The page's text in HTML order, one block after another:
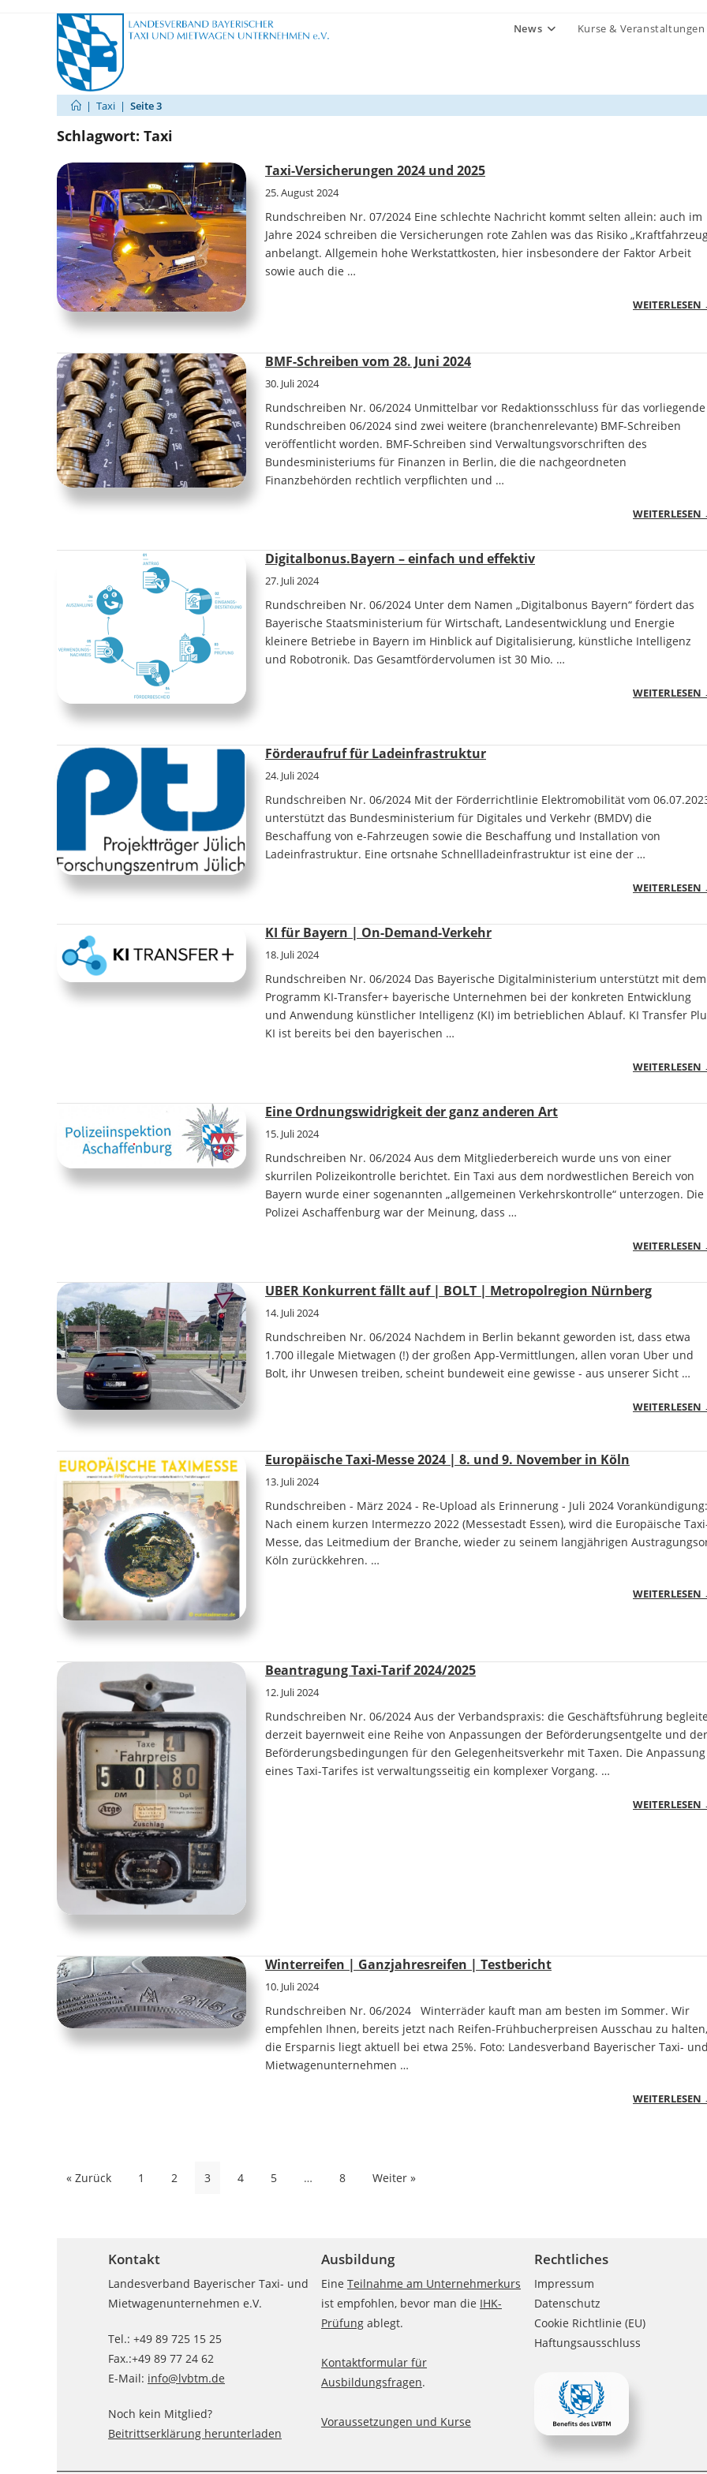
News Kurse & Veranstaltungen
| Taxi | Seite 3
Schlagwort: Taxi
Taxi-Versicherungen 2024 und 2025
25. August 2024
Rundschreiben Nr. 07/2024 Eine schlechte Nachricht kommt selten allein: auch im
Jahre 2024 schreiben die Versicherungen rote Zahlen was das Risiko
anbelangt. Allgemein hohe Werkstattkosten, hier insbesondere der Faktor Arbeit
sowie auch die …
WEITERLESEN
BMF-Schreiben vom 28. Juni 2024
30. Juli 2024
Rundschreiben Nr. 06/2024 Unmittelbar vor Redaktionsschluss für das vorliegende
Rundschreiben 06/2024 sind zwei weitere (branchenrelevante) BMF-Schreiben
veröffentlicht worden. BMF-Schreiben sind Verwaltungsvorschriften des
Bundesministeriums für Finanzen in Berlin, die die nachgeordneten
Finanzbehörden rechtlich verpflichten und …
WEITERLESEN
Digitalbonus.Bayern – einfach und effektiv
27. Juli 2024
Rundschreiben Nr. 06/2024 Unter dem Namen „Digitalbonus Bayern“ fördert das
Bayerische Staatsministerium für Wirtschaft, Landesentwicklung und Energie
kleinere Betriebe in Bayern im Hinblick auf Digitalisierung, künstliche Intelligenz
und Robotronik. Das Gesamtfördervolumen ist 30 Mio. …
WEITERLESEN
Förderaufruf für Ladeinfrastruktur
24. Juli 2024
Rundschreiben Nr. 06/2024 Mit der Förderrichtlinie Elektromobilität vom
unterstützt das Bundesministerium für Digitales und Verkehr (BMDV) die
Beschaffung von e-Fahrzeugen sowie die Beschaffung und Installation von
Ladeinfrastruktur. Eine ortsnahe Schnellladeinfrastruktur ist eine der …
WEITERLESEN
KI für Bayern | On-Demand-Verkehr
18. Juli 2024
Rundschreiben Nr. 06/2024 Das Bayerische Digitalministerium unterstützt mit dem
Programm KI-Transfer+ bayerische Unternehmen bei der konkreten Entwicklung
und Anwendung künstlicher Intelligenz (KI) im betrieblichen Ablauf. KI Transfer
KI ist bereits bei den bayerischen …
WEITERLESEN
Eine Ordnungswidrigkeit der ganz anderen Art
15. Juli 2024
Rundschreiben Nr. 06/2024 Aus dem Mitgliederbereich wurde uns von einer
skurrilen Polizeikontrolle berichtet. Ein Taxi aus dem nordwestlichen Bereich von
Bayern wurde einer sogenannten „allgemeinen Verkehrskontrolle“ unterzogen. Die
Polizei Aschaffenburg war der Meinung, dass …
WEITERLESEN
UBER Konkurrent fällt auf | BOLT | Metropolregion Nürnberg
14. Juli 2024
Rundschreiben Nr. 06/2024 Nachdem in Berlin bekannt geworden ist, dass etwa
1.700 illegale Mietwagen (!) der großen App-Vermittlungen, allen voran Uber und
Bolt, ihr Unwesen treiben, scheint bundeweit eine gewisse - aus unserer Sicht …
WEITERLESEN
Europäische Taxi-Messe 2024 | 8. und 9. November in Köln
13. Juli 2024
Rundschreiben - März 2024 - Re-Upload als Erinnerung - Juli 2024 Vorankündigung:
Nach einem kurzen Intermezzo 2022 (Messestadt Essen), wird die Europäische
Messe, das Leitmedium der Branche, wieder zu seinem langjährigen
Köln zurückkehren. …
WEITERLESEN
Beantragung Taxi-Tarif 2024/2025
12. Juli 2024
Rundschreiben Nr. 06/2024 Aus der Verbandspraxis: die Geschäftsführung
derzeit bayernweit eine Reihe von Anpassungen der Beförderungsentgelte und der
Beförderungsbedingungen für den Gelegenheitsverkehr mit Taxen. Die Anpassung
eines Taxi-Tarifes ist verwaltungsseitig ein komplexer Vorgang. …
WEITERLESEN
Winterreifen | Ganzjahresreifen | Testbericht
10. Juli 2024
Rundschreiben Nr. 06/2024 Winterräder kauft man am besten im Sommer. Wir
empfehlen Ihnen, bereits jetzt nach Reifen-Frühbucherpreisen Ausschau zu halten,
die Ersparnis liegt aktuell bei etwa 25%. Foto: Landesverband Bayerischer Taxi- und
Mietwagenunternehmen …
WEITERLESEN
der« Zurück 1 2 3 4 5 … 8 Weiter »
Kontakt
Landesverband Bayerischer Taxi- und
Mietwagenunternehmen e.V.
Tel.: +49 89 725 15 25
Fax.:+49 89 77 24 62
E-Mail: info@lvbtm.de
Noch kein Mitglied?
Beitrittserklärung herunterladen
Ausbildung
Eine Teilnahme am Unternehmerkurs
ist empfohlen, bevor man die IHK-
Prüfung ablegt.
Kontaktformular für
Ausbildungsfragen.
Voraussetzungen und Kurse
Rechtliches
Impressum
Datenschutz
Cookie Richtlinie (EU)
Haftungsausschluss